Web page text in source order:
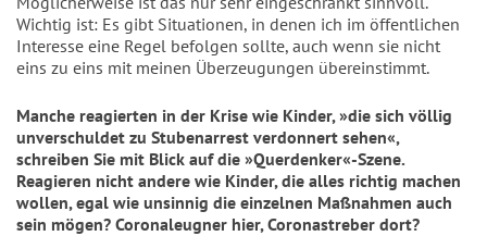
Wichtig ist: Es gibt Situationen, in denen ich im öffentlichen
Interesse eine Regel befolgen sollte, auch wenn sie nicht
eins zu eins mit meinen Überzeugungen übereinstimmt.
Manche reagierten in der Krise wie Kinder, »die sich völlig
unverschuldet zu Stubenarrest verdonnert sehen«,
schreiben Sie mit Blick auf die »Querdenker«-Szene.
Reagieren nicht andere wie Kinder, die alles richtig machen
wollen, egal wie unsinnig die einzelnen Maßnahmen auch
sein mögen? Coronaleugner hier, Coronastreber dort?